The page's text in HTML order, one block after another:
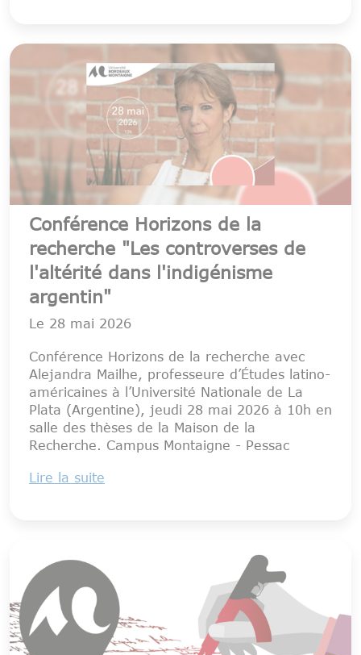
Conférence Horizons de la
recherche "Les controverses de
l'altérité dans l'indigénisme
argentin"
Le 28 mai 2026
Conférence Horizons de la recherche avec
Alejandra Mailhe, professeure d’Études latino-
américaines à l’Université Nationale de La
Plata (Argentine), jeudi 28 mai 2026 à 10h en
salle des thèses de la Maison de la
Recherche. Campus Montaigne - Pessac
Lire la suite